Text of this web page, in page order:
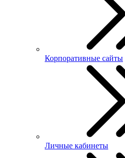
Корпоративные сайты
Личные кабинеты